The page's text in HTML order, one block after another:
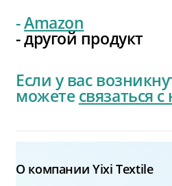
-Amazon
- другой продукт
Если у вас
можетесвязаться
О компании Yixi Textile